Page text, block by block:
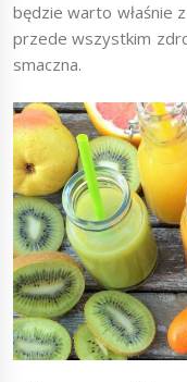
będzie warto właśnie
przede wszystkim
smaczna.